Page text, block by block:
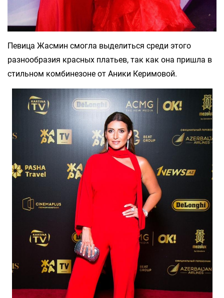
Певица Жасмин смогла выделиться среди этого
разнообразия красных платьев, так как она пришла в
стильном комбинезоне от Аники Керимовой.